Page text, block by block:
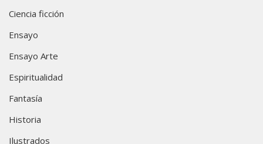
Ciencia ficción
Ensayo
Ensayo Arte
Espiritualidad
Fantasía
Historia
Ilustrados